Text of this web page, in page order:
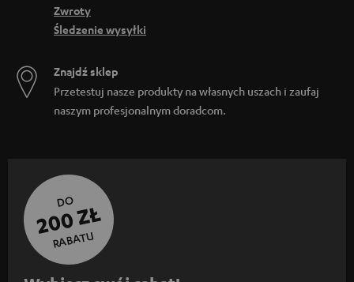
Zwroty
Śledzenie wysyłki
Znajdź sklep
Przetestuj nasze produkty na własnych uszach i zaufaj
naszym profesjonalnym doradcom.
DO
200 ZŁ
RABATU